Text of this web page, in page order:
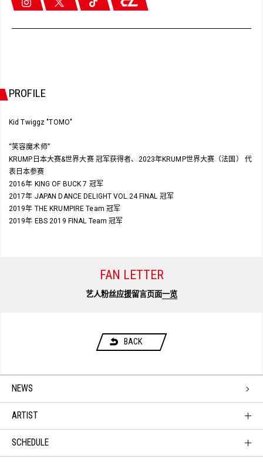
PROFILE
Kid Twiggz "TOMO"
“笑容魔术师”
KRUMP日本大赛&世界大赛 冠军获得者、2023年KRUMP世界大赛（法国） 代
表日本参赛
2016年 KING OF BUCK 7 冠军
2017年 JAPAN DANCE DELIGHT VOL.24 FINAL 冠军
2019年 THE KRUMPIRE Team 冠军
2019年 EBS 2019 FINAL Team 冠军
FAN LETTER
艺人粉丝应援留言页面一览
BACK
NEWS
ARTIST
SCHEDULE